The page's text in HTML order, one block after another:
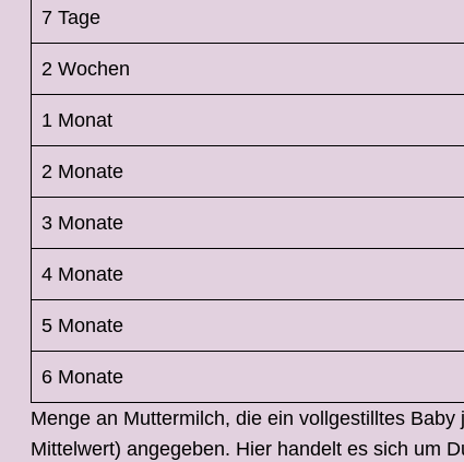
7 Tage
2 Wochen
1 Monat
2 Monate
3 Monate
4 Monate
5 Monate
6 Monate
Menge an Muttermilch, die ein vollgestilltes
Mittelwert) angegeben. Hier handelt es sich um